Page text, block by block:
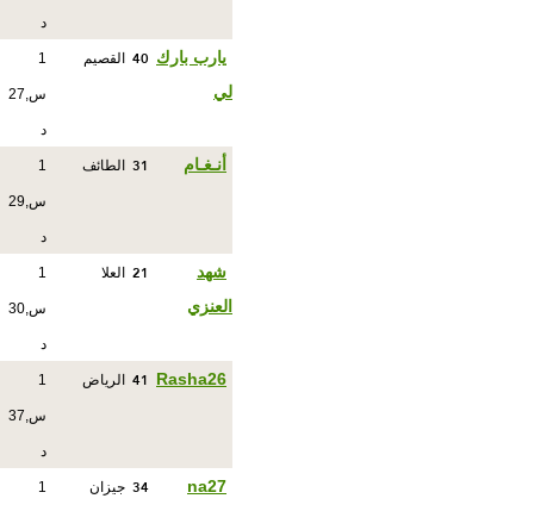
د
يارب بارك
لي
40 القصيم 1
س,27
د
أنـغـام 31 الطائف 1
س,29
د
شهد
العنزي
21 العلا 1
س,30
د
Rasha26
41 الرياض 1
س,37
د
na27
34 جيزان 1